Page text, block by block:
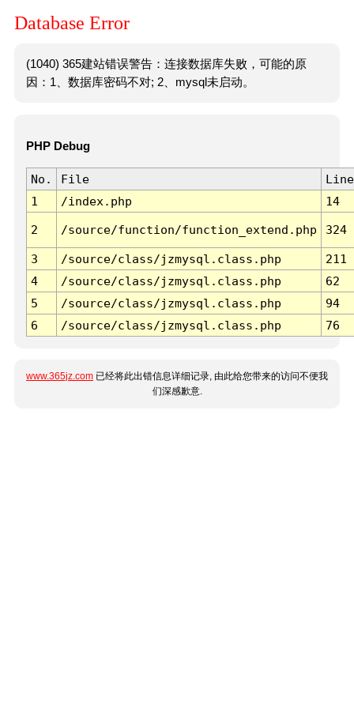
Database Error
(1040) 365建站错误警告：连接数据库失败，可能的原
因：1、数据库密码不对; 2、mysql未启动。
PHP Debug
No. File
Line
1
/index.php 14
2 /source/function/function_extend.php 324
3 /source/class/jzmysql.class.php
211
4
/source/class/jzmysql.class.php
62
5
/source/class/jzmysql.class.php
94
6
/source/class/jzmysql.class.php 76
www.365jz.com 已经将此出错信息详细记录, 由此给您带来的访问不便我
们深感歉意.